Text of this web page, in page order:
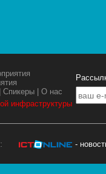
|Спикеры |О нас
инфраструктуры
-